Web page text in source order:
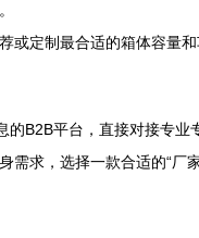
定制最合适的箱体容量和
B2B平台，直接对接专
求，选择一款合适的“厂